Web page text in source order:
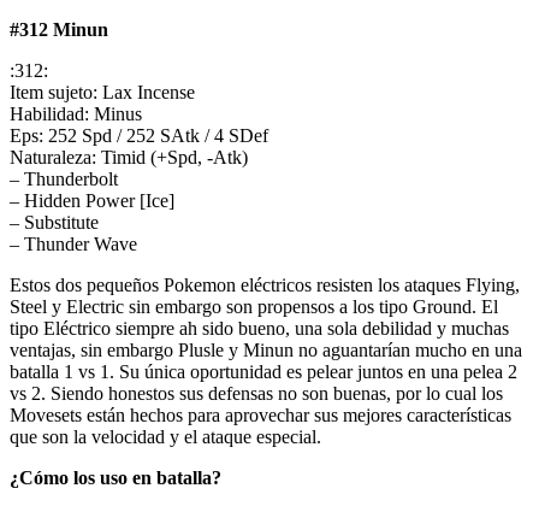
#312 Minun
:312:
Item sujeto: Lax Incense
Habilidad: Minus
Eps: 252 Spd / 252 SAtk / 4 SDef
Naturaleza: Timid (+Spd, -Atk)
– Thunderbolt
– Hidden Power [Ice]
– Substitute
– Thunder Wave
Estos dos pequeños Pokemon eléctricos resisten los ataques Flying,
Steel y Electric sin embargo son propensos a los tipo Ground. El
tipo Eléctrico siempre ah sido bueno, una sola debilidad y muchas
ventajas, sin embargo Plusle y Minun no aguantarían mucho en una
batalla 1 vs 1. Su única oportunidad es pelear juntos en una pelea 2
vs 2. Siendo honestos sus defensas no son buenas, por lo cual los
Movesets están hechos para aprovechar sus mejores características
que son la velocidad y el ataque especial.
¿Cómo los uso en batalla?